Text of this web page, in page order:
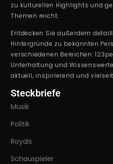
zu kulturellen Highlights und
Themen reicht.
Entdecken Sie außerdem
Hintergründe zu bekannten
verschiedenen Bereichen.
Unterhaltung und
aktuell, inspirierend und
Steckbriefe
Musik
Politik
Royals
Schauspieler